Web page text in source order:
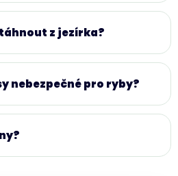
z jezírka?
nebezpečné pro ryby?